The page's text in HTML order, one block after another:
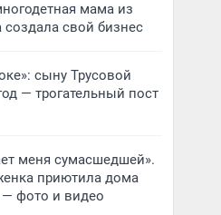
мама из
создала свой бизнес
сыну Трусовой
— трогательный пост
меня сумасшедшей».
приютила дома
фото и видео